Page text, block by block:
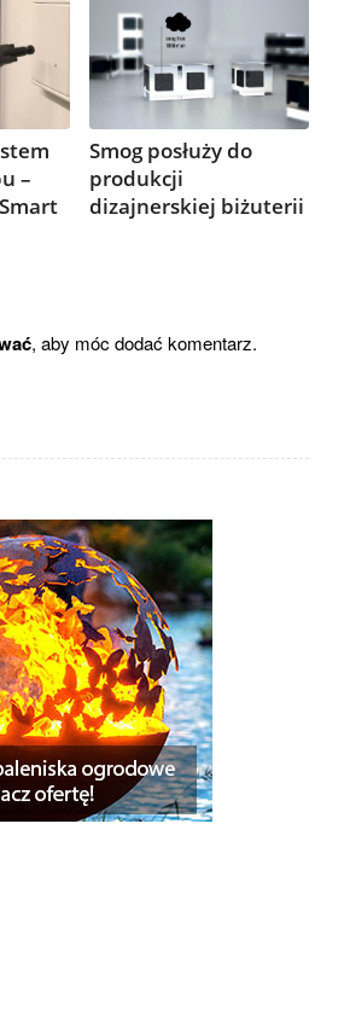
–
Smog posłuży do
produkcji
dizajnerskiej biżuterii
, aby móc dodać komentarz.